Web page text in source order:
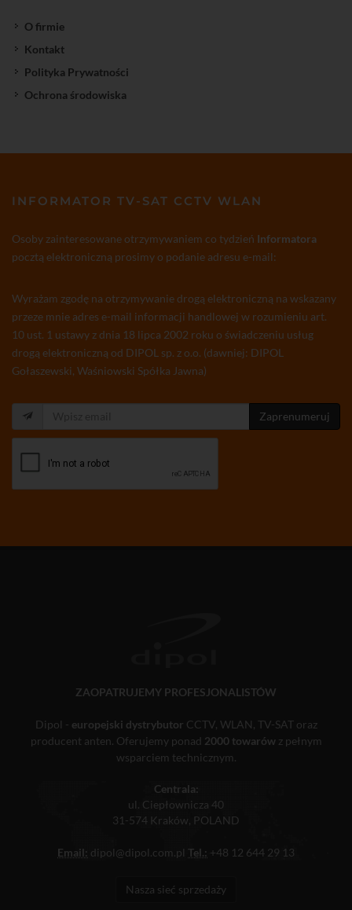
O firmie
Kontakt
Polityka Prywatności
Ochrona środowiska
INFORMATOR TV-SAT CCTV WLAN
Osoby zainteresowane otrzymywaniem co tydzień Informatora
pocztą elektroniczną prosimy o podanie adresu e-mail:
Wyrażam zgodę na otrzymywanie drogą elektroniczną na wskazany
przeze mnie adres e-mail informacji handlowej w rozumieniu art.
10 ust. 1 ustawy z dnia 18 lipca 2002 roku o świadczeniu usług
drogą elektroniczną od DIPOL sp. z o.o. (dawniej: DIPOL
Gołaszewski, Waśniowski Spółka Jawna)
Zaprenumeruj
ZAOPATRUJEMY PROFESJONALISTÓW
Dipol - europejski dystrybutor CCTV, WLAN, TV-SAT oraz
producent anten. Oferujemy ponad 2000 towarówz pełnym
wsparciem technicznym.
Centrala:
ul. Ciepłownicza 40
31-574 Kraków, POLAND
Email: dipol@dipol.com.pl Tel.: +48 12 644 29 13
Nasza sieć sprzedaży